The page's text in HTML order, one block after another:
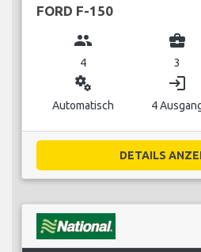
FORD F-150
group
4
business_center
3
miscellaneous_services
Automatisch
login
4
DETAILS